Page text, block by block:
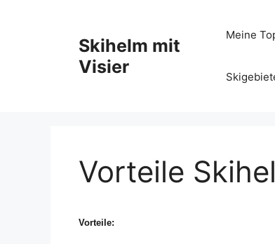
Skihelm mit
Visier
Meine
Vorteile
Vorteile: